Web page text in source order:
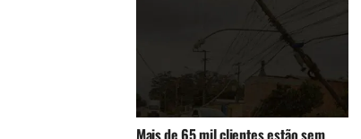
Mais de 65 mil clientes estão sem